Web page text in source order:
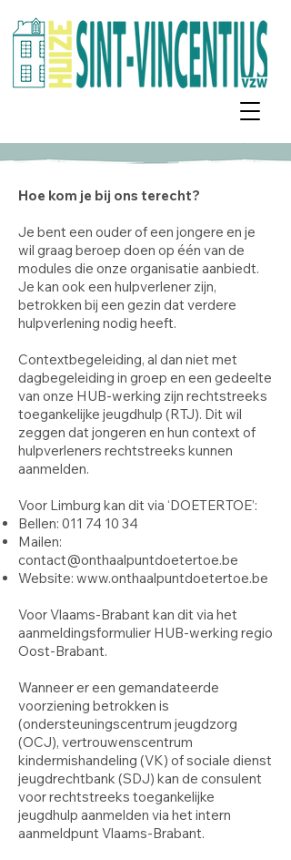
Hoe kom je bij ons terecht?
Je bent een ouder of een jongere en je
wil graag beroep doen op één van de
modules die onze organisatie aanbiedt.
Je kan ook een hulpverlener zijn,
betrokken bij een gezin dat verdere
hulpverlening nodig heeft.
Contextbegeleiding, al dan niet met
dagbegeleiding in groep en een gedeelte
van onze HUB-werking zijn rechtstreeks
toegankelijke jeugdhulp (RTJ). Dit wil
zeggen dat jongeren en hun context of
hulpverleners rechtstreeks kunnen
aanmelden.
Voor Limburg kan dit via ‘DOETERTOE’:
Bellen: 011 74 10 34
Mailen:
contact@onthaalpuntdoetertoe.be
Website: www.onthaalpuntdoetertoe.be
Voor Vlaams-Brabant kan dit via het
aanmeldingsformulier HUB-werking regio
Oost-Brabant.
Wanneer er een gemandateerde
voorziening betrokken is
(ondersteuningscentrum jeugdzorg
(OCJ), vertrouwenscentrum
kindermishandeling (VK) of sociale dienst
jeugdrechtbank (SDJ) kan de consulent
voor rechtstreeks toegankelijke
jeugdhulp aanmelden via het intern
aanmeldpunt Vlaams-Brabant.